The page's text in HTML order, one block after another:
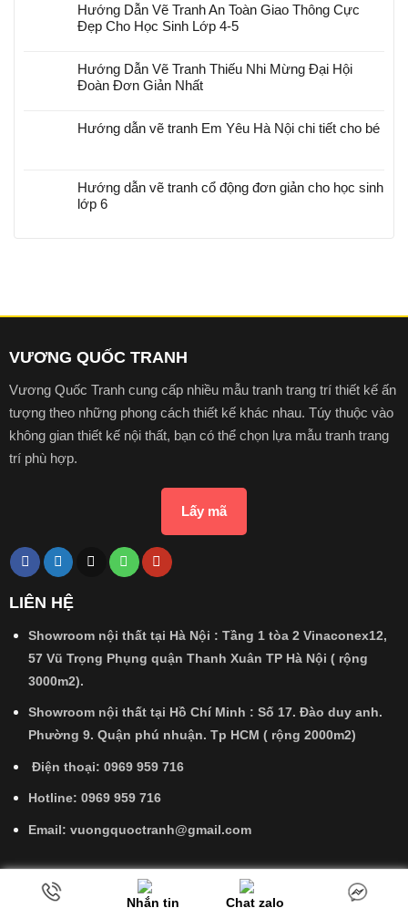
Hướng Dẫn Vẽ Tranh An Toàn Giao Thông Cực
Đẹp Cho Học Sinh Lớp 4-5
Hướng Dẫn Vẽ Tranh Thiếu Nhi Mừng Đại Hội
Đoàn Đơn Giản Nhất
Hướng dẫn vẽ tranh Em Yêu Hà Nội chi tiết cho bé
Hướng dẫn vẽ tranh cổ động đơn giản cho học sinh
lớp 6
VƯƠNG QUỐC TRANH
Vương Quốc Tranh cung cấp nhiều mẫu tranh trang trí thiết kế ấn
tượng theo những phong cách thiết kế khác nhau. Túy thuộc vào
không gian thiết kế nội thất, bạn có thể chọn lựa mẫu tranh trang
trí phù hợp.
Lấy mã
LIÊN HỆ
Showroom nội thất tại Hà Nội : Tầng 1 tòa 2 Vinaconex12,
57 Vũ Trọng Phụng quận Thanh Xuân TP Hà Nội ( rộng
3000m2).
Showroom nội thất tại Hồ Chí Minh : Số 17. Đào duy anh.
Phường 9. Quận phú nhuận. Tp HCM ( rộng 2000m2)
Điện thoại: 0969 959 716
Hotline: 0969 959 716
Email: vuongquoctranh@gmail.com
Nhắn tin
Chat zalo